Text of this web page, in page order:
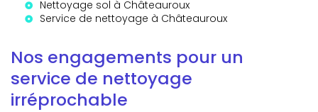
Nettoyage sol à Châteauroux
Service de nettoyage à Châteauroux
Nos engagements pour un
service de nettoyage
irréprochable